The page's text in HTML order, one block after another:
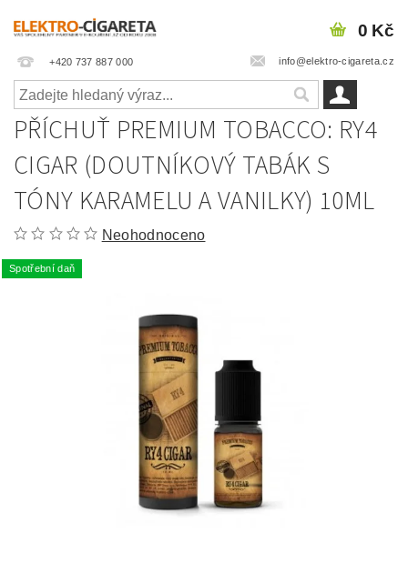
+420 737 887 000 info@elektro-cigareta.cz
0 Kč
PŘÍCHUŤ PREMIUM TOBACCO: RY4
CIGAR (DOUTNÍKOVÝ TABÁK S
TÓNY KARAMELU A VANILKY) 10ML
Neohodnoceno
Spotřební daň